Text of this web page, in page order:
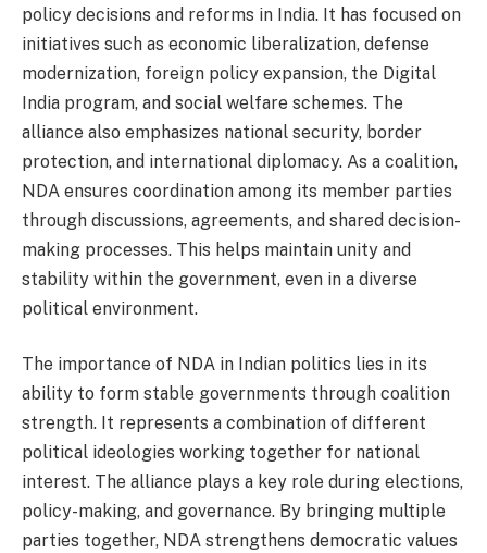
policy decisions and reforms in India. It has focused on
initiatives such as economic liberalization, defense
modernization, foreign policy expansion, the Digital
India program, and social welfare schemes. The
alliance also emphasizes national security, border
protection, and international diplomacy. As a coalition,
NDA ensures coordination among its member parties
through discussions, agreements, and shared decision-
making processes. This helps maintain unity and
stability within the government, even in a diverse
political environment.
The importance of NDA in Indian politics lies in its
ability to form stable governments through coalition
strength. It represents a combination of different
political ideologies working together for national
interest. The alliance plays a key role during elections,
policy-making, and governance. By bringing multiple
parties together, NDA strengthens democratic values